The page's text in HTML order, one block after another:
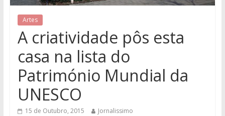
Artes
A criatividade pôs esta
casa na lista do
Património Mundial da
UNESCO
15 de Outubro, 2015 Jornalissimo